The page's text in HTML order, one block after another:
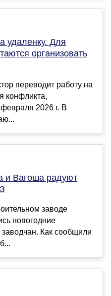
удаленку. Для
организовать
переводит работу на
конфликта,
2026 г. В
и Bагоша радуют
заводе
новогодние
Как сообщили